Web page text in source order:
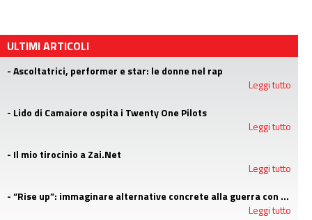
ULTIMI ARTICOLI
- Ascoltatrici, performer e star: le donne nel rap
Leggi tutto
- Lido di Camaiore ospita i Twenty One Pilots
Leggi tutto
- Il mio tirocinio a Zai.Net
Leggi tutto
- “Rise up”: immaginare alternative concrete alla guerra con i campi estivi di Emergency
Leggi tutto